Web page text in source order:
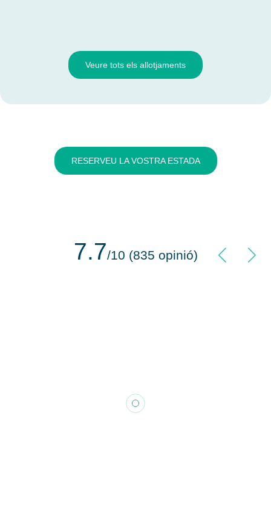
Veure tots els allotjaments
RESERVEU LA VOSTRA ESTADA
7.7/10 (835 opinió)